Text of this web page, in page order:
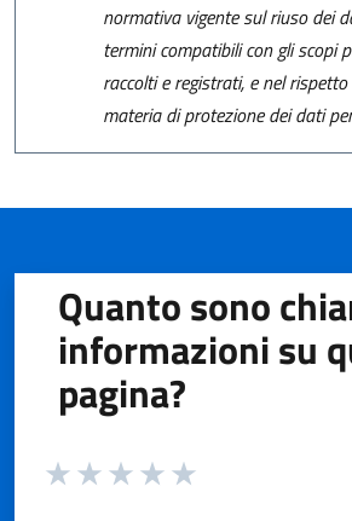
normativa vigente sul riuso dei
termini compatibili con gli scopi
raccolti e registrati, e nel
materia di protezione dei dati
Quanto sono
informazioni su
pagina?
Valuta da 1 a 5 stelle la pagina